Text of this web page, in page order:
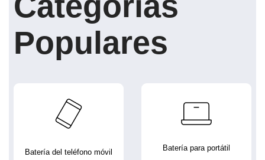
Populares
Batería del teléfono móvil Batería para portátil